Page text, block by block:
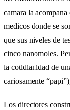
camara la
medicos donde se
que sus niveles de
cinco nanomoles.
la cotidianidad de
cariosamente
Los directores